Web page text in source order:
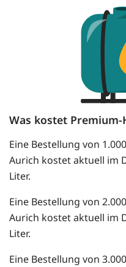
Was kostet Premium-
Eine Bestellung von
Aurich kostet aktuell im
Liter.
Eine Bestellung von
Aurich kostet aktuell im
Liter.
Eine Bestellung von